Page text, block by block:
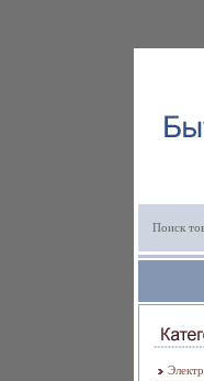
Поиск